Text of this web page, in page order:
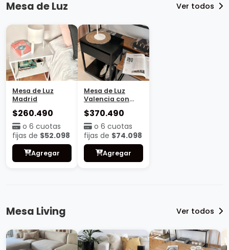
Mesa de Luz Ver todos
Mesa de Luz
Madrid
$260.490
o 6 cuotas
fijas de $52.098
Agregar
Mesa de Luz
Valencia con
$370.490
o 6 cuotas
fijas de $74.098
Agregar
Mesa Living Ver todos